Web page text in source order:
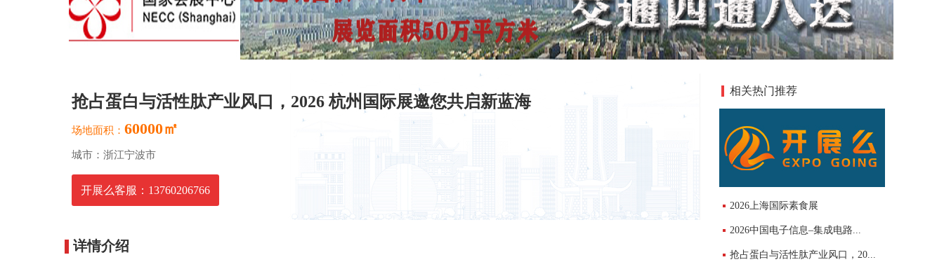
抢占蛋白与活性肽产业风口，2026 杭州国际展邀您共启新蓝海
场地面积： 60000㎡
城市：浙江宁波市
开展么客服：13760206766
详情介绍
相关热门推荐
2026上海国际素食展
2026中国电子信息–集成电路...
抢占蛋白与活性肽产业风口，20...